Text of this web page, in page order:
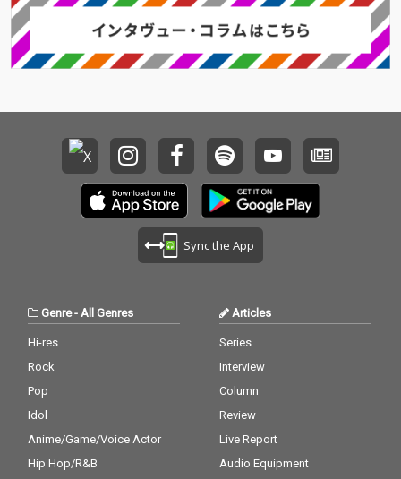
Sync the App
Genre- All Genres
Hi-res
Rock
Pop
Idol
Anime/Game/Voice Actor
Hip Hop/R&B
Articles
Series
Interview
Column
Review
Live Report
Audio Equipment